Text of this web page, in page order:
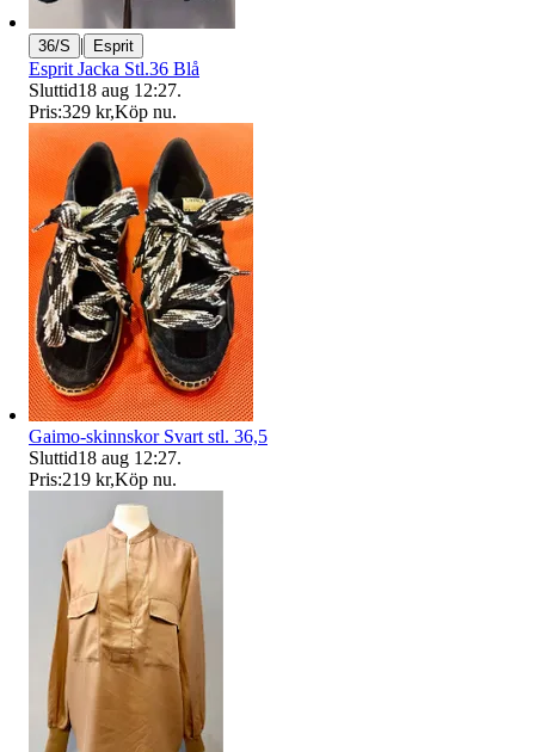
36/S | Esprit
Esprit Jacka Stl.36 Blå
Sluttid18 aug 12:27.
Pris:329 kr,Köp nu.
Gaimo-skinnskor Svart stl. 36,5
Sluttid18 aug 12:27.
Pris:219 kr,Köp nu.